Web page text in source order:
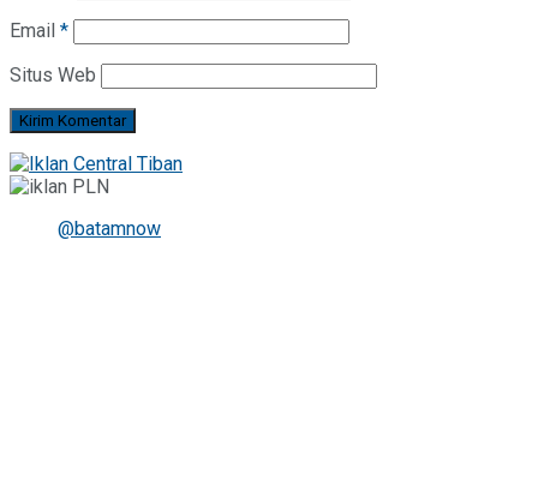
Email *
Situs Web
@batamnow